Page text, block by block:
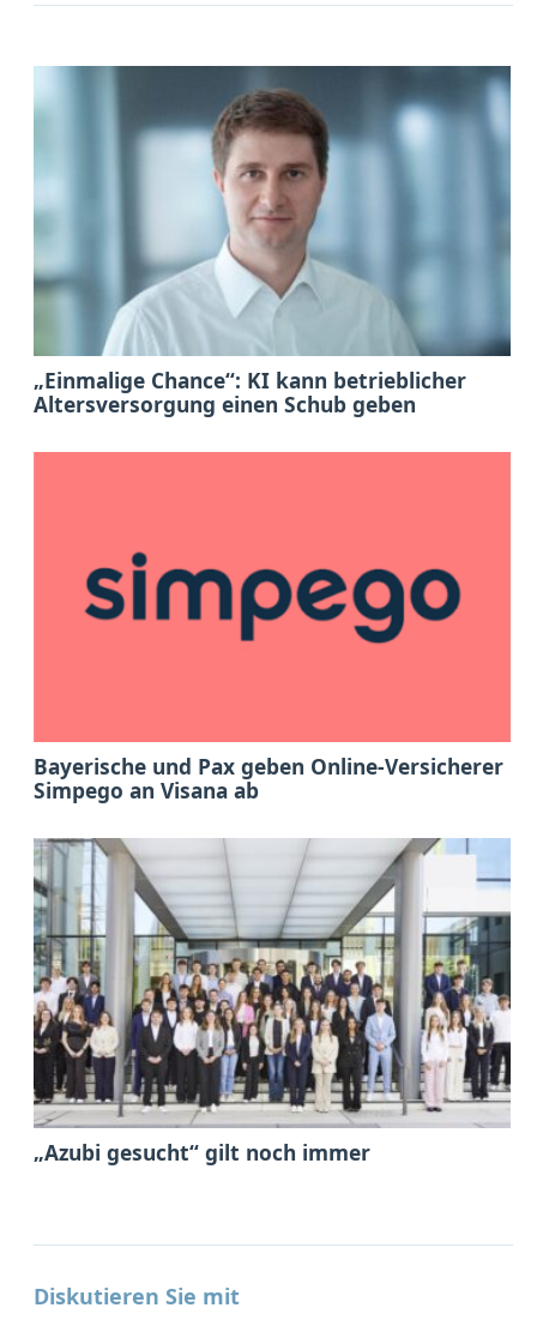
„Einmalige Chance“: KI kann betrieblicher
Altersversorgung einen Schub geben
Bayerische und Pax geben Online-Versicherer
Simpego an Visana ab
„Azubi gesucht“ gilt noch immer
Diskutieren Sie mit